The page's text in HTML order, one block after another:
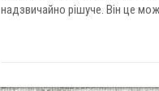
надзвичайно рішуче. Він це